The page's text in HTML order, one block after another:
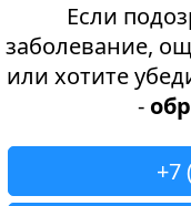
Если
заболевание,
или хотите
-
+7